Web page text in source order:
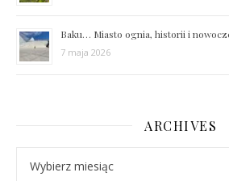
Baku… Miasto ognia, historii i
7 maja 2026
ARCHIVES